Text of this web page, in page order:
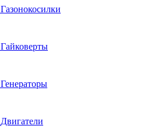
Газонокосилки
Гайковерты
Генераторы
Двигатели